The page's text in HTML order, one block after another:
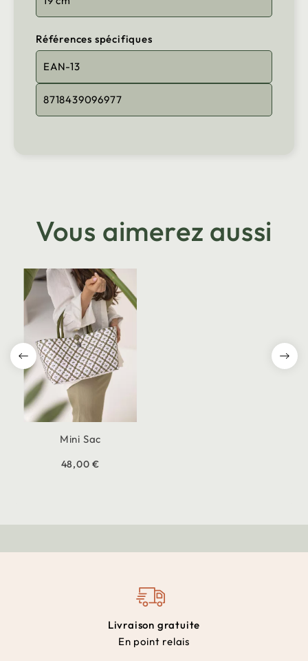
Références spécifiques
EAN-13
8718439096977
Vous aimerez aussi
Mini Sac
48,00 €
Livraison gratuite
En point relais